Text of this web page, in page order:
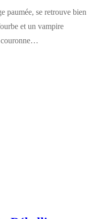
paumée, se retrouve bien
et un vampire
couronne…